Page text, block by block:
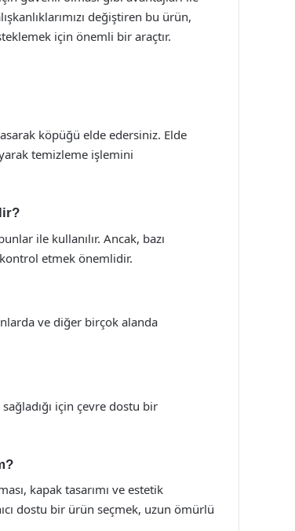
değiştiren bu ürün,
için önemli bir araçtır.
köpüğü elde edersiniz. Elde
temizleme işlemini
ile kullanılır. Ancak, bazı
etmek önemlidir.
ve diğer birçok alanda
için çevre dostu bir
kapak tasarımı ve estetik
dostu bir ürün seçmek, uzun ömürlü